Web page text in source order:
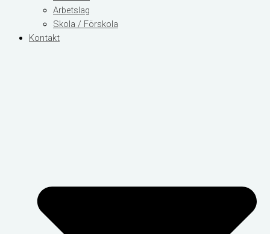
Arbetslag
Skola / Förskola
Kontakt